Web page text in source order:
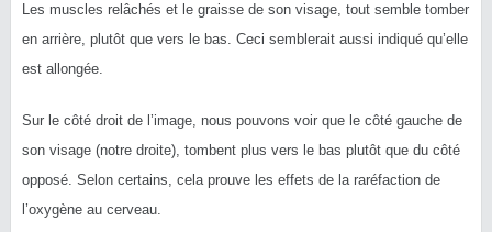
Les muscles relâchés et le graisse de son visage, tout semble tomber
en arrière, plutôt que vers le bas. Ceci semblerait aussi indiqué qu’elle
est allongée.
Sur le côté droit de l’image, nous pouvons voir que le côté gauche de
son visage (notre droite), tombent plus vers le bas plutôt que du côté
opposé. Selon certains, cela prouve les effets de la raréfaction de
l’oxygène au cerveau.